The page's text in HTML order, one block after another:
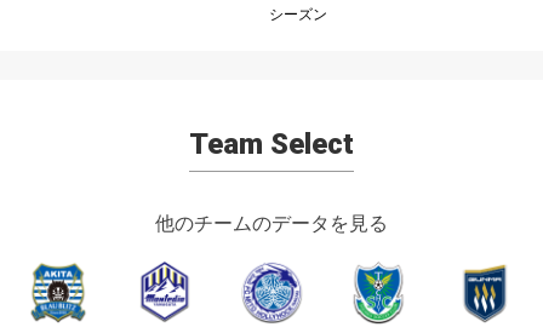
シーズン
Team Select
他のチームのデータを見る